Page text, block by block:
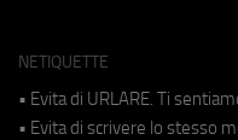
NETIQUETTE
• Evita di URLARE. Ti
• Evita di scrivere lo stesso